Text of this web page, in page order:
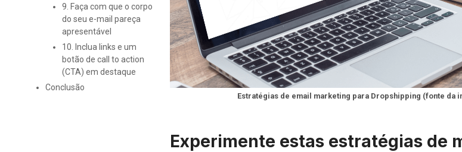
9. Faça com que o corpo
do seu e-mail pareça
apresentável
10. Inclua links e um
botão de call to action
(CTA) em destaque
Conclusão
Estratégias de email marketing para Dropshipping (fonte da
Experimente estas estratégias de